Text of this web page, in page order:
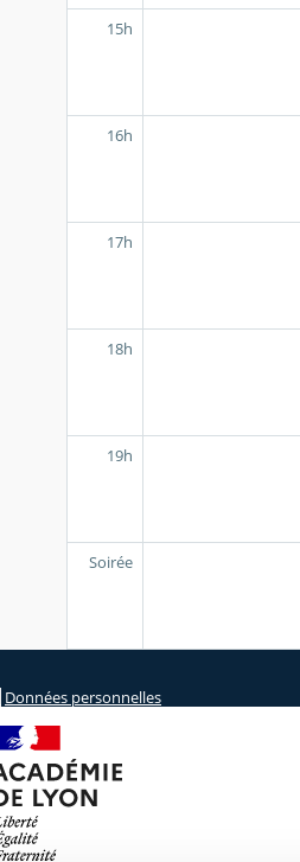
15h
16h
17h
18h
19h
Soirée
Données personnelles